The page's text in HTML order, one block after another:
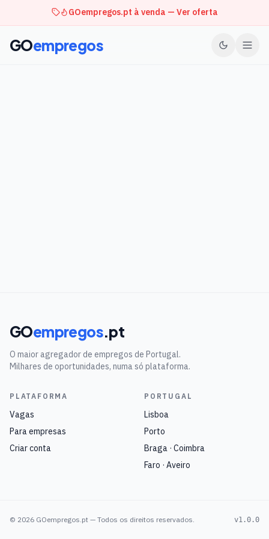
GOempregos.pt à venda — Ver oferta
GOempregos
GOempregos.pt
O maior agregador de empregos de Portugal.
Milhares de oportunidades, numa só plataforma.
PLATAFORMA
Vagas
Para empresas
Criar conta
PORTUGAL
Lisboa
Porto
Braga · Coimbra
Faro · Aveiro
© 2026 GOempregos.pt — Todos os direitos reservados. v1.0.0